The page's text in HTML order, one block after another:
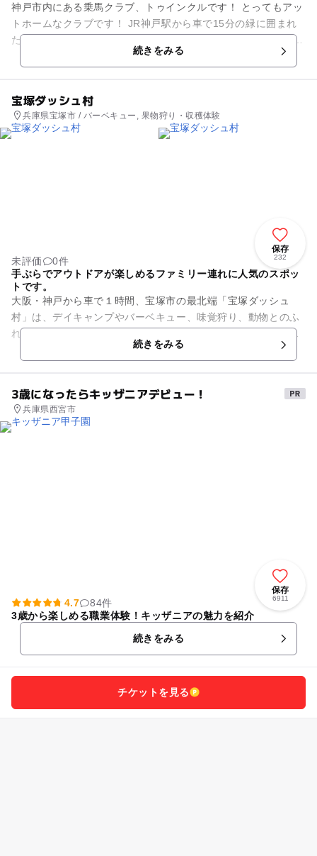
神戸市内にある乗馬クラブ、トゥインクルです！ とってもアッ
トホームなクラブです！ JR神戸駅から車で15分の緑に囲まれ
た素敵な環境で 小さなお子様から大人の方まで、馬とふれあっ
続きをみる
宝塚ダッシュ村
兵庫県宝塚市 / バーベキュー, 果物狩り・収穫体験
保存
232
未評価
0件
手ぶらでアウトドアが楽しめるファミリー連れに人気のスポッ
トです。
大阪・神戸から車で１時間、宝塚市の最北端「宝塚ダッシュ
村」は、デイキャンプやバーベキュー、味覚狩り、動物とのふ
れあい、昆虫採取、水遊び、サワガニ獲りなど様々なアウトド
ア体験ができます。施設内でバ...
続きをみる
3歳になったらキッザニアデビュー！
兵庫県西宮市
保存
6911
4.7
84件
3歳から楽しめる職業体験！キッザニアの魅力を紹介
続きをみる
チケットを見る